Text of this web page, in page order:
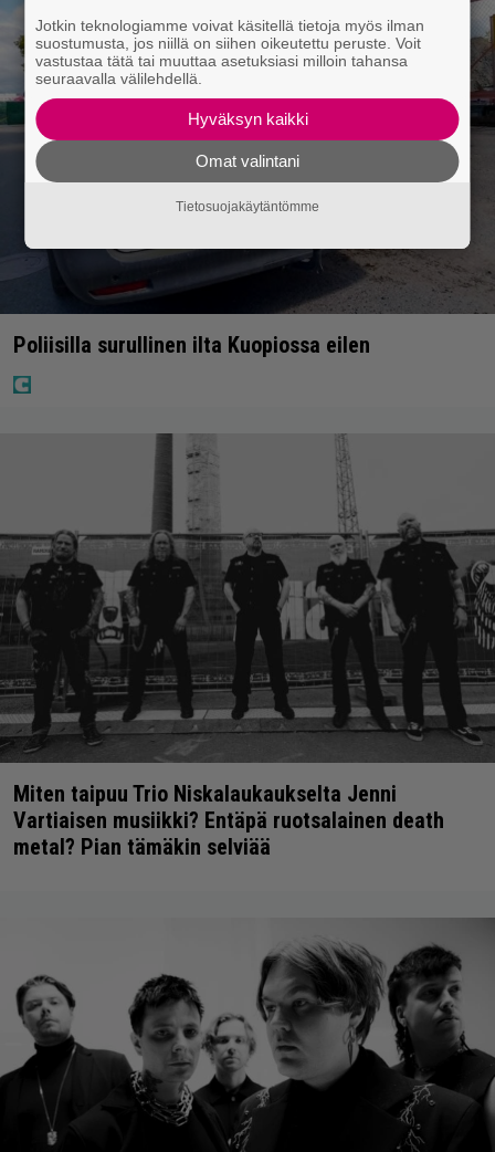
Poliisilla surullinen ilta Kuopiossa eilen
Miten taipuu Trio Niskalaukaukselta Jenni
Vartiaisen musiikki? Entäpä ruotsalainen death
metal? Pian tämäkin selviää
Jotkin teknologiamme voivat käsitellä tietoja myös ilman
suostumusta, jos niillä on siihen oikeutettu peruste. Voit
vastustaa tätä tai muuttaa asetuksiasi milloin tahansa
seuraavalla välilehdellä.
Hyväksyn kaikki
Omat valintani
Tietosuojakäytäntömme